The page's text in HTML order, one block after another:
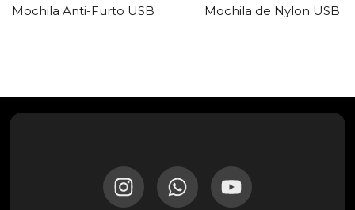
Mochila Anti-Furto USB Mochila de Nylon USB